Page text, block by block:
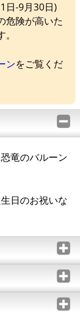
日-9月30日)
危険が高いた
ンをご覧くだ
竜のバルーン
日のお祝いな